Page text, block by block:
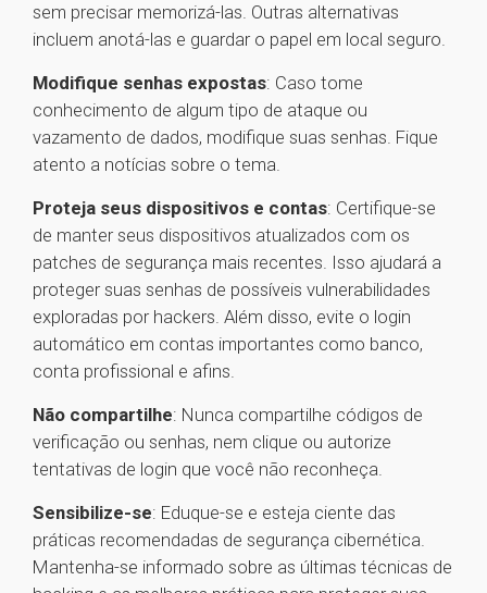
sem precisar memorizá-las. Outras alternativas
incluem anotá-las e guardar o papel em local seguro.
Modifique senhas expostas: Caso tome
conhecimento de algum tipo de ataque ou
vazamento de dados, modifique suas senhas. Fique
atento a notícias sobre o tema.
Proteja seus dispositivos e contas: Certifique-se
de manter seus dispositivos atualizados com os
patches de segurança mais recentes. Isso ajudará a
proteger suas senhas de possíveis vulnerabilidades
exploradas por hackers. Além disso, evite o login
automático em contas importantes como banco,
conta profissional e afins.
Não compartilhe: Nunca compartilhe códigos de
verificação ou senhas, nem clique ou autorize
tentativas de login que você não reconheça.
Sensibilize-se: Eduque-se e esteja ciente das
práticas recomendadas de segurança cibernética.
Mantenha-se informado sobre as últimas técnicas de